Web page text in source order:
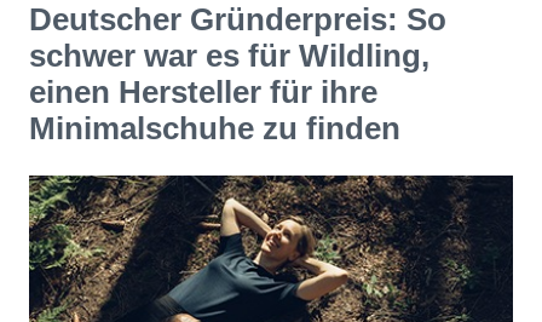
Deutscher Gründerpreis: So
schwer war es für Wildling,
einen Hersteller für ihre
Minimalschuhe zu finden